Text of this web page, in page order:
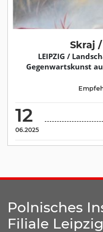
Skraj
LEIPZIG /
Gegenwartskunst
12
06.2025
Polnisches
Filiale Leipzig